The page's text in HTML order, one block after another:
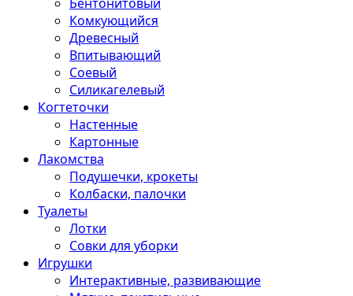
Комкующийся
Древесный
Впитывающий
Соевый
Силикагелевый
Когтеточки
Настенные
Картонные
Лакомства
Подушечки, крокеты
Колбаски, палочки
Туалеты
Лотки
Совки для уборки
Игрушки
Интерактивные, развивающие